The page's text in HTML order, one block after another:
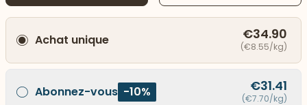
vers le bas
Achat unique €34.90
(€8.55/kg)
Abonnez-vous -10% €31.41
(€7.70/kg)